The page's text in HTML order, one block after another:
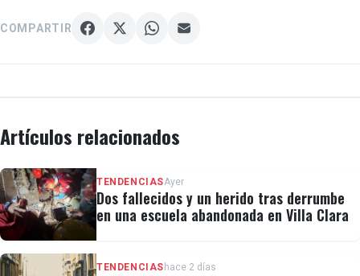
COMPARTIR
Artículos relacionados
TENDENCIASAyer
Dos fallecidos y un herido tras derrumbe
en una escuela abandonada en Villa Clara
TENDENCIAS hace 2 días